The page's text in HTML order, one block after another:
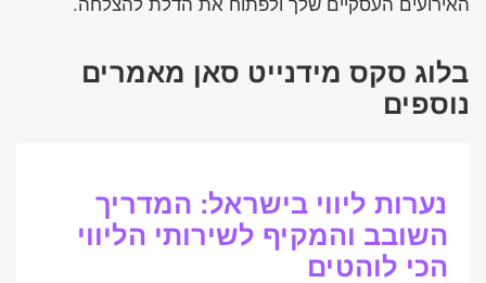
האירועים העסקיים שלך ולפתוח את הדלת להצלחה.
בלוג סקס מידנייט סאן מאמרים
נוספים
נערות ליווי בישראל: המדריך
השובב והמקיף לשירותי הליווי
הכי לוהטים